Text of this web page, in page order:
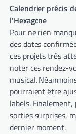
Calendrier précis
l'Hexagone
Pour ne rien
des dates
ces projets très
noter ces rendez-
musical.
pourraient être
labels.
sorties surprises,
dernier moment.